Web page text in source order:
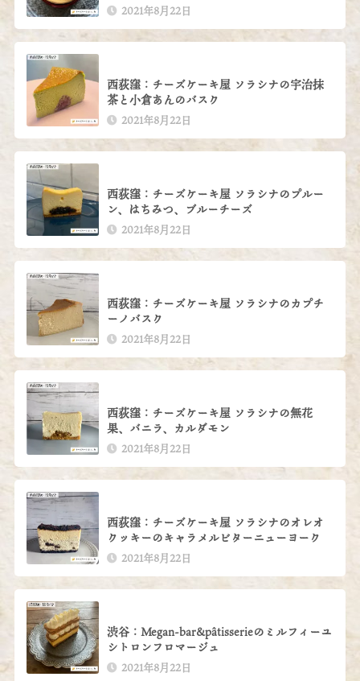
2021年8月22日
西荻窪：チーズケーキ屋 ソラシナの宇治抹
茶と小倉あんのバスク
2021年8月22日
西荻窪：チーズケーキ屋 ソラシナのプルー
ン、はちみつ、ブルーチーズ
2021年8月22日
西荻窪：チーズケーキ屋 ソラシナのカプチ
ーノバスク
2021年8月22日
西荻窪：チーズケーキ屋 ソラシナの無花
果、バニラ、カルダモン
2021年8月22日
西荻窪：チーズケーキ屋 ソラシナのオレオ
クッキーのキャラメルビターニューヨーク
2021年8月22日
渋谷：Megan-bar&pâtisserieのミルフィーユ
シトロンフロマージュ
2021年8月22日